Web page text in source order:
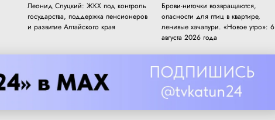
Леонид Слуцкий: ЖКХ под контроль
государства, поддержка пенсионеров
и развитие Алтайского края
Брови-ниточки возвращаются,
опасности для птиц в квартире,
ленивые хачапури. «Новое утро»: 6
августа 2026 года